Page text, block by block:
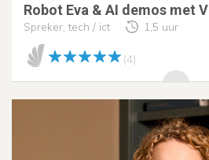
Robot Eva & AI demos met
Spreker, tech / ict 1,5 uur
(4)